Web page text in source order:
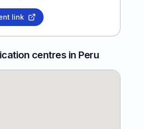
link
centres in Peru